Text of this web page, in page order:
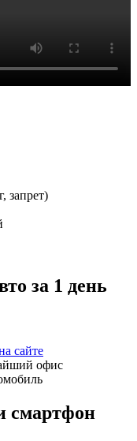
запрет)
за 1 день
сайте
офис
смартфон